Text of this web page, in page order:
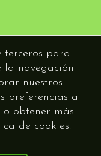
terceros para
la navegación
nuestros
preferencias a
o obtener más
de cookies.